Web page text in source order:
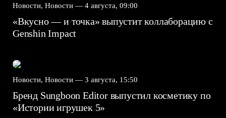
Новости, Новости — 4 августа, 09:00
«Вкусно — и точка» выпустит коллаборацию с
Genshin Impact⁠⁠
Новости, Новости — 3 августа, 15:50
Бренд Sungboon Editor выпустил косметику по
«Истории игрушек 5»